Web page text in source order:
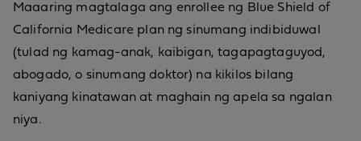
Maaaring magtalaga ang enrollee ng Blue Shield of
California Medicare plan ng sinumang indibiduwal
(tulad ng kamag-anak, kaibigan, tagapagtaguyod,
abogado, o sinumang doktor) na kikilos bilang
kaniyang kinatawan at maghain ng apela sa ngalan
niya.